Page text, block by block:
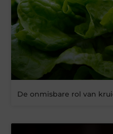
De onmisbare rol van